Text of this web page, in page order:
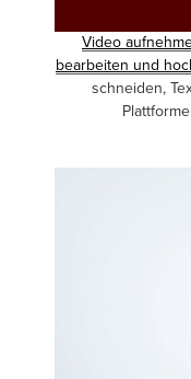
Video
bearbeiten und
schneiden,